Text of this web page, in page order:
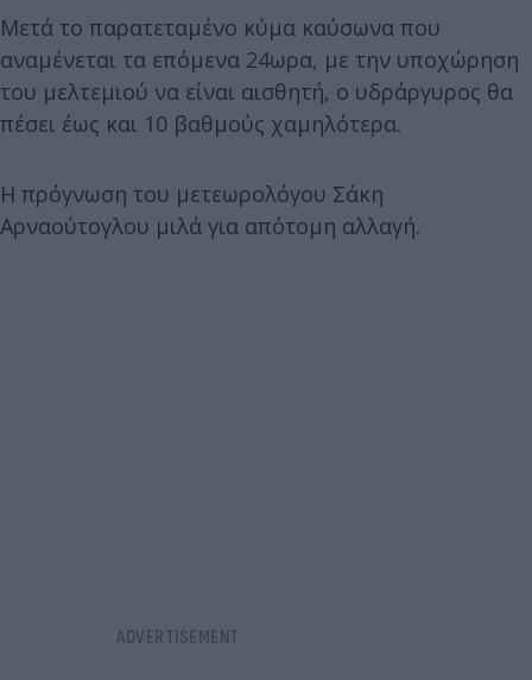
Μετά το παρατεταμένο κύμα καύσωνα που
αναμένεται τα επόμενα 24ωρα, με την υποχώρηση
του μελτεμιού να είναι αισθητή, ο υδράργυρος θα
πέσει έως και 10 βαθμούς χαμηλότερα.
Η πρόγνωση του μετεωρολόγου Σάκη
Αρναούτογλου μιλά για απότομη αλλαγή.